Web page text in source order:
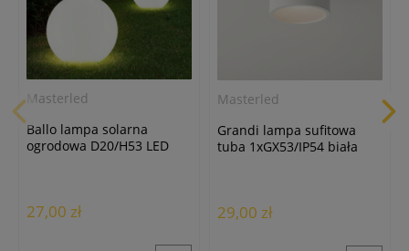
Masterled
Ballo lampa solarna
ogrodowa D20/H53 LED
27,00 zł
Masterled
Grandi lampa sufitowa
tuba 1xGX53/IP54 biała
29,00 zł